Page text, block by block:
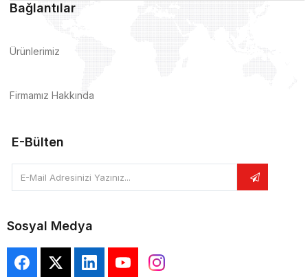
Bağlantılar
Ürünlerimiz
Firmamız Hakkında
E-Bülten
Sosyal Medya